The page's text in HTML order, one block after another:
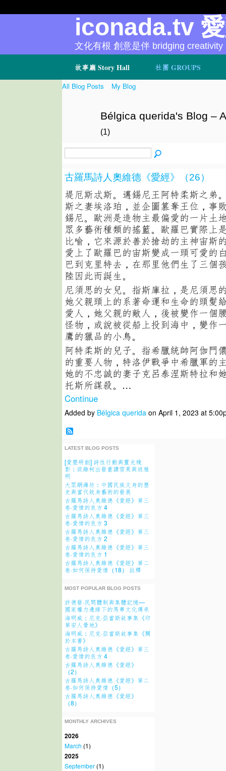
故事廳 Story Hall 社團 GROUPS
iconada.tv
文化有根 創意是伴 bridging creativity
All Blog Posts My Blog
Bélgica querida's Blog –
(1)
古羅馬詩人奧維德《愛經》（26）
堤厄斯忒斯。邁錫尼王阿特柔斯之弟
斯之妻埃洛珀，並企圖篡奪王位，事
錫尼。歐洲是造物主最偏愛的一片土
眾多藝術種類的搖籃。歐羅巴實際上
比喻，它來源於善於搶劫的主神宙斯
愛上了歐羅巴的宙斯變成一頭可愛的
巴到克里特去，在那里他們生了三個
陸因此而誕生。
尼須思的女兒。指斯庫拉，是尼須思
她父親頭上的系著命運和生命的頭髮
愛人，她父親的敵人，後被變作一個
怪物，或說被從船上投到海中，變作
鷹的獵品的小鳥。
阿特柔斯的兒子。指希臘統帥阿伽門
的重要人物，特洛伊戰爭中希臘軍的
她的不忠誠的妻子克呂泰涅斯特拉和
托斯所謀殺。…
Continue
Added by Bélgica queridaon April 1, 2023 at
LATEST BLOG POSTS
[愛墾研創] 詩性行動與靈光殘
影：從維柯出發重讀雪萊與班雅
明
大眾網濰坊：中國民族文身的歷
史與當代紋身藝術的發展
古羅馬詩人奧維德《愛經》第三
卷·愛情的良方 4
古羅馬詩人奧維德《愛經》第三
卷·愛情的良方 3
古羅馬詩人奧維德《愛經》第三
卷·愛情的良方 2
古羅馬詩人奧維德《愛經》第三
卷·愛情的良方 1
古羅馬詩人奧維德《愛經》第二
卷·如何保持愛情（18） 註釋
MOST POPULAR BLOG POSTS
許德發·民間體制與集體記憶—
國家權力邊緣下的馬華文化傳承
海明威：尼克·亞當斯故事集《印
第安人營地》
海明威：尼克·亞當斯故事集《關
於本書》
古羅馬詩人奧維德《愛經》第三
卷·愛情的良方 4
古羅馬詩人奧維德《愛經》
（2）
古羅馬詩人奧維德《愛經》第二
卷·如何保持愛情（5）
古羅馬詩人奧維德《愛經》
（8）
MONTHLY ARCHIVES
2026
March (1)
2025
September(1)